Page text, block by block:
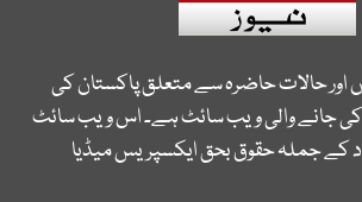
اور حالات حاضرہ سے متعلق پاکستان کی
جانے والی ویب سائٹ ہے۔ اس ویب سائٹ
کے جملہ حقوق بحق ایکسپریس میڈیا